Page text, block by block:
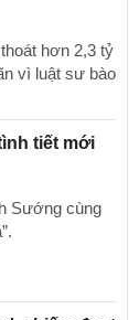
hơn 2,3 tỷ
vì luật sư bào
tiết mới
Sướng cùng